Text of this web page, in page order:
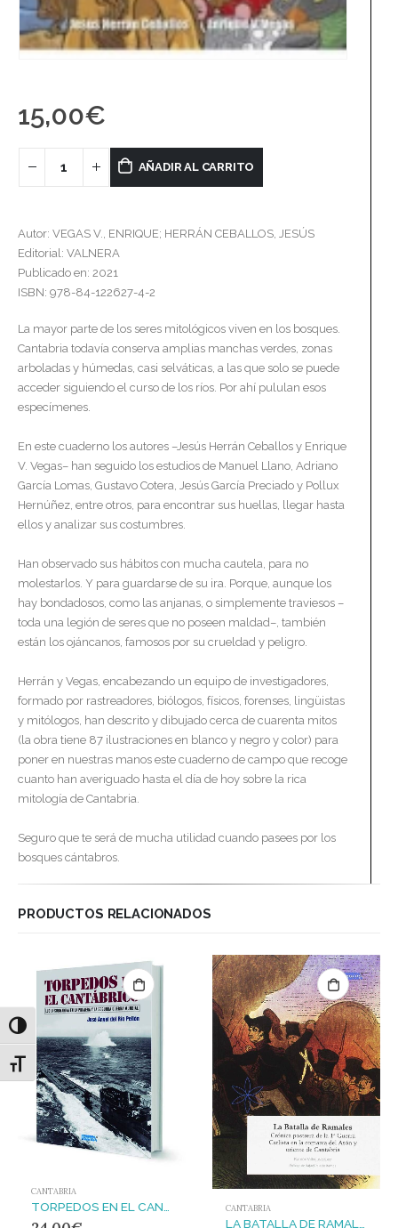
Alternar alto contraste
Alternar tamaño de letra
15,00€
AÑADIR AL CARRITO
Autor: VEGAS V., ENRIQUE; HERRÁN CEBALLOS, JESÚS
Editorial: VALNERA
Publicado en: 2021
ISBN: 978-84-122627-4-2
La mayor parte de los seres mitológicos viven en los bosques.
Cantabria todavía conserva amplias manchas verdes, zonas
arboladas y húmedas, casi selváticas, a las que solo se puede
acceder siguiendo el curso de los ríos. Por ahí pululan esos
especímenes.
En este cuaderno los autores –Jesús Herrán Ceballos y Enrique
V. Vegas– han seguido los estudios de Manuel Llano, Adriano
García Lomas, Gustavo Cotera, Jesús García Preciado y Pollux
Hernúñez, entre otros, para encontrar sus huellas, llegar hasta
ellos y analizar sus costumbres.
Han observado sus hábitos con mucha cautela, para no
molestarlos. Y para guardarse de su ira. Porque, aunque los
hay bondadosos, como las anjanas, o simplemente traviesos –
toda una legión de seres que no poseen maldad–, también
están los ojáncanos, famosos por su crueldad y peligro.
Herrán y Vegas, encabezando un equipo de investigadores,
formado por rastreadores, biólogos, físicos, forenses, lingüistas
y mitólogos, han descrito y dibujado cerca de cuarenta mitos
(la obra tiene 87 ilustraciones en blanco y negro y color) para
poner en nuestras manos este cuaderno de campo que recoge
cuanto han averiguado hasta el día de hoy sobre la rica
mitología de Cantabria.
Seguro que te será de mucha utilidad cuando pasees por los
bosques cántabros.
PRODUCTOS RELACIONADOS
CANTABRIA
CANTABRIA
LA BATALLA DE RAMALES